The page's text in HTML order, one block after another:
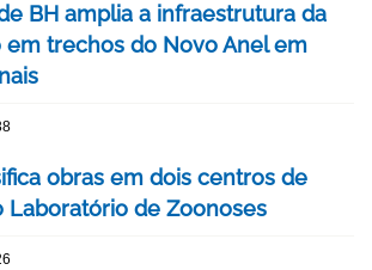
BH amplia a infraestrutura da
em trechos do Novo Anel em
obras em dois centros de
Laboratório de Zoonoses